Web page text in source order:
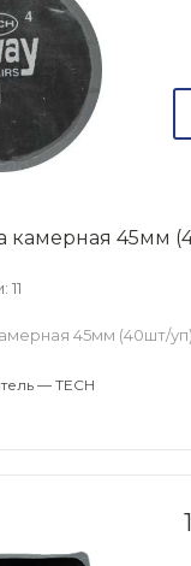
камерная 45мм
11
45мм (40шт/уп)
— TECH